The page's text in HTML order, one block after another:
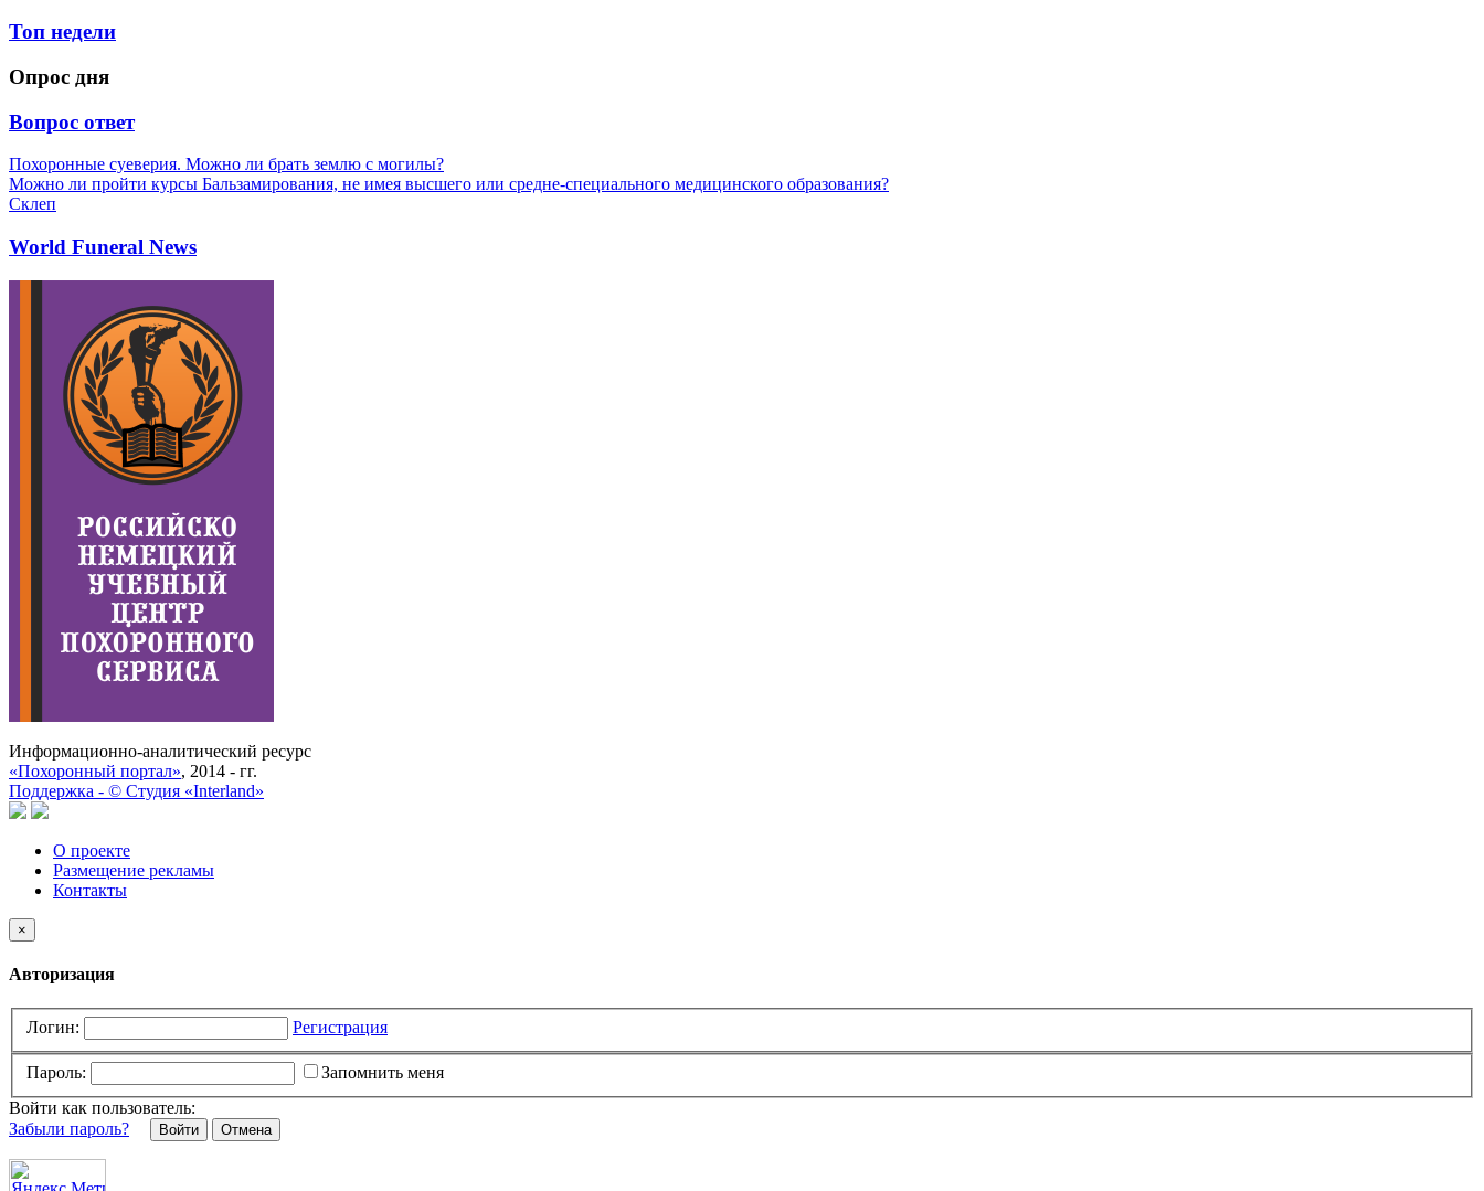
Топ недели
Опрос дня
Вопрос ответ
Похоронные суеверия. Можно ли брать землю с могилы?
Можно ли пройти курсы Бальзамирования, не имея высшего или средне-специального медицинского образования?
Склеп
World Funeral News
Информационно-аналитический ресурс
«Похоронный портал», 2014 - гг.
Поддержка - © Cтудия «Interland»
О проекте
Размещение рекламы
Контакты
×
Авторизация
Логин: Регистрация
Пароль:
Запомнить меня
Войти как пользователь:
Забыли пароль?
Отмена